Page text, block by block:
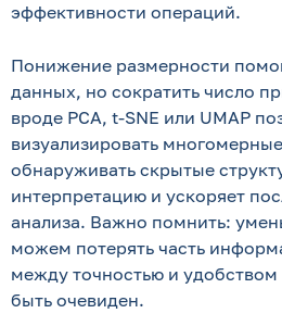
эффективности операций.
Понижение размерности
данных, но сократить число
вроде PCA, t-SNE или UMAP
визуализировать
обнаруживать скрытые
интерпретацию и ускоряет
анализа. Важно помнить:
можем потерять часть
между точностью и
быть очевиден.